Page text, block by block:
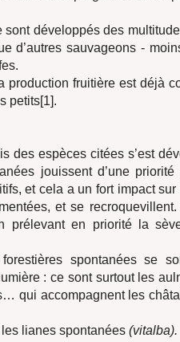
développés des
d’autres sauvageons -
production fruitière est déjà
petits[1].
des espèces citées s’est
jouissent d’une
et cela a un fort impact
et se
prélevant en priorité la
spontanées se
: ce sont surtout les
qui accompagnent les
lianes spontanées (vitalba).